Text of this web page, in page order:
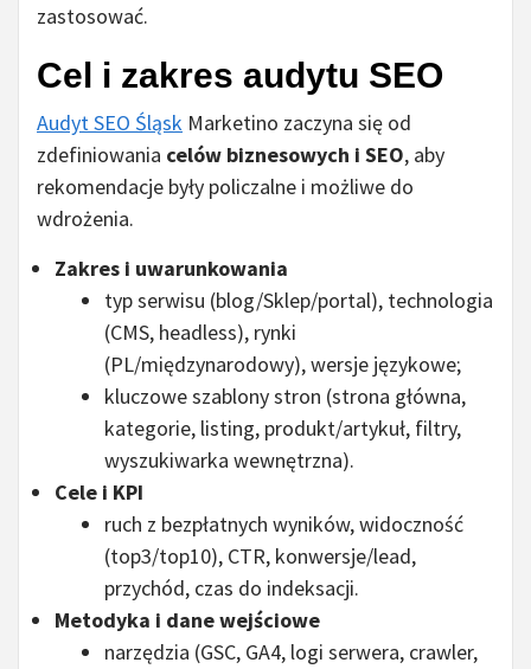
zastosować.
Cel i zakres audytu SEO
Audyt SEO Śląsk Marketino zaczyna się od
zdefiniowania celów biznesowych i SEO, aby
rekomendacje były policzalne i możliwe do
wdrożenia.
Zakres i uwarunkowania
typ serwisu (blog/Sklep/portal), technologia
(CMS, headless), rynki
(PL/międzynarodowy), wersje językowe;
kluczowe szablony stron (strona główna,
kategorie, listing, produkt/artykuł, filtry,
wyszukiwarka wewnętrzna).
Cele i KPI
ruch z bezpłatnych wyników, widoczność
(top3/top10), CTR, konwersje/lead,
przychód, czas do indeksacji.
Metodyka i dane wejściowe
narzędzia (GSC, GA4, logi serwera, crawler,